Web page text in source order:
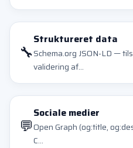
🔧
Struktureret data
Schema.org JSON-LD —
validering af...
💬
Sociale medier
Open Graph (og:title,
C...